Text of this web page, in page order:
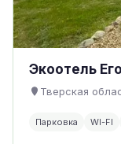
Экоотель
Тверская
Парковка WI-FI